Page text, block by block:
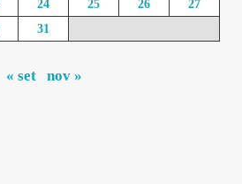
24 25 26
27
31
« set nov »